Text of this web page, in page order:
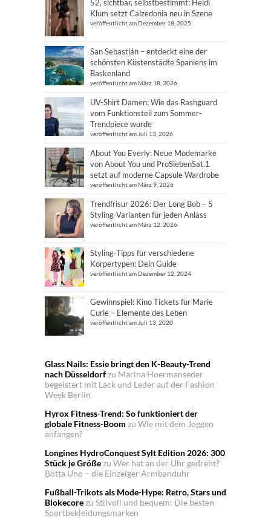
52, sichtbar, selbstbestimmt: Heidi
Klum setzt Calzedonia neu in Szene
veröffentlicht am Dezember 18, 2025
San Sebastián – entdeckt eine der
schönsten Küstenstädte Spaniens im
Baskenland
veröffentlicht am März 18, 2026
UV-Shirt Damen: Wie das Rashguard
vom Funktionsteil zum Sommer-
Trendpiece wurde
veröffentlicht am Juli 13, 2026
About You Everly: Neue Modemarke
von About You und ProSiebenSat.1
setzt auf moderne Capsule Wardrobe
veröffentlicht am März 9, 2026
Trendfrisur 2026: Der Long Bob – 5
Styling-Varianten für jeden Anlass
veröffentlicht am März 12, 2026
Styling-Tipps für verschiedene
Körpertypen: Dein Guide
veröffentlicht am Dezember 12, 2024
Gewinnspiel: Kino Tickets für Marie
Curie – Elemente des Leben
veröffentlicht am Juli 13, 2020
Glass Nails: Essie bringt den K-Beauty-Trend
nach Düsseldorfzu Marina Hoermanseder
begeistert mit Lack und Leder auf der Fashion
Week Berlin
Hyrox Fitness-Trend: So funktioniert der
globale Fitness-Boom zu Wie mit dem Joggen
anfangen?
Longines HydroConquest Sylt Edition 2026: 300
Stück je Größezu Wer hat an der Uhr gedreht?
Botta Uno – die Einzeiger Armbanduhr
Fußball-Trikots als Mode-Hype: Retro, Stars und
Blokecorezu Stilvoll und bequem: Die besten
Sportbekleidungsmarken